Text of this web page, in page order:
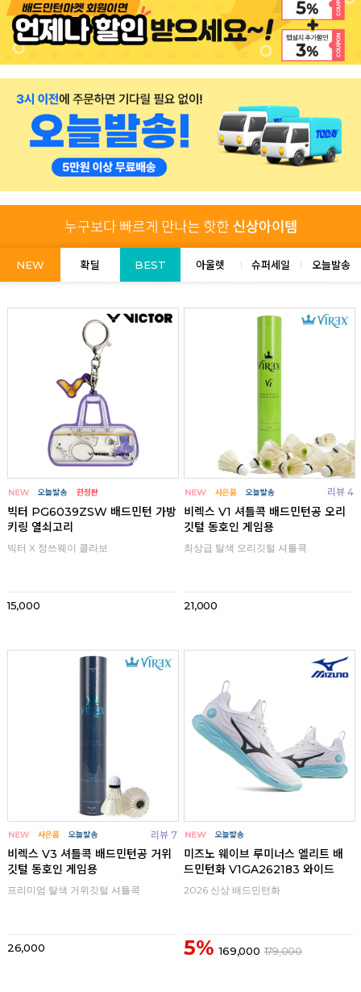
NEW 확딜 BEST 아울렛 슈퍼세일 오늘발송
빅터 PG6039ZSW 배드민턴 가방
키링 열쇠고리
빅터 X 정쓰웨이 콜라보
15,000
리뷰 4
비렉스 V1 셔틀콕 배드민턴공 오리
깃털 동호인 게임용
최상급 탈색 오리깃털 셔틀콕
21,000
리뷰 7
비렉스 V3 셔틀콕 배드민턴공 거위
깃털 동호인 게임용
프리미엄 탈색 거위깃털 셔틀콕
26,000
미즈노 웨이브 루미너스 엘리트 배
드민턴화 V1GA262183 와이드
2026 신상 배드민턴화
5% 169,000 179,000